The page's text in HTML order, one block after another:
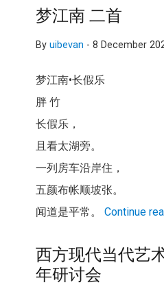
梦江南 二首
By uibevan - 8 December
梦江南•长假乐
胖 竹
长假乐，
且看太湖旁。
一列房车沿岸住，
五颜布帐顺坡张。
闻道是平常。 Continue
西方现代当代艺
年研讨会